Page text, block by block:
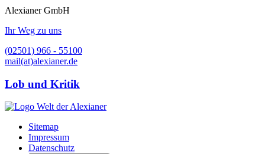
Alexianer GmbH
Ihr Weg zu uns
(02501) 966 - 55100
mail(at)alexianer.de
Lob und Kritik
Sitemap
Impressum
Datenschutz